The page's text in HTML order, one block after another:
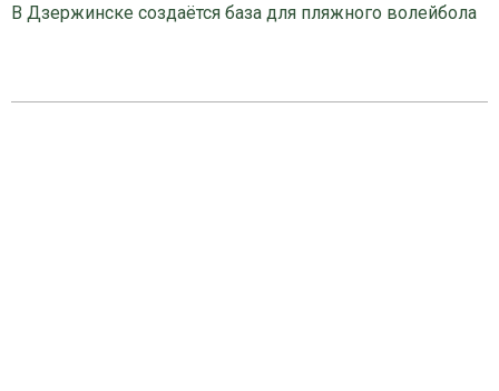
В Дзержинске создаётся база для пляжного волейбола